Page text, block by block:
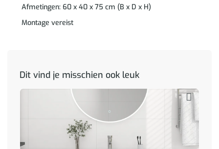
Afmetingen: 60 x 40 x 75 cm (B x D x H)
Montage vereist
Dit vind je misschien ook leuk